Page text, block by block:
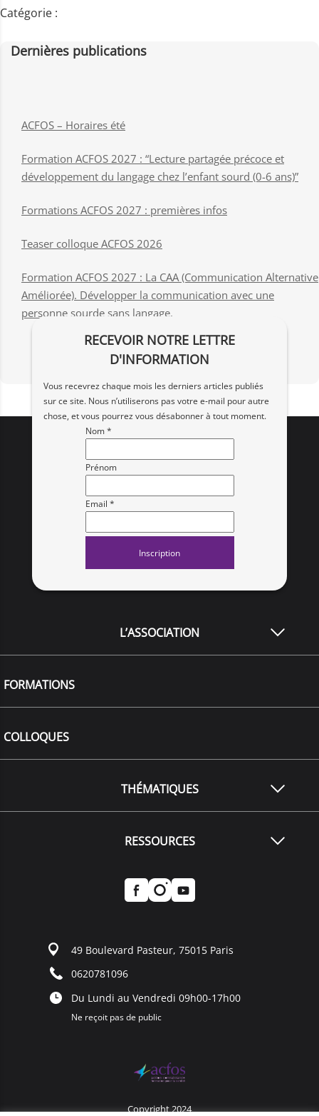
Catégorie :
Dernières publications
ACFOS – Horaires été
Formation ACFOS 2027 : “Lecture partagée précoce et
développement du langage chez l’enfant sourd (0-6 ans)”
Formations ACFOS 2027 : premières infos
Teaser colloque ACFOS 2026
Formation ACFOS 2027 : La CAA (Communication Alternative
Améliorée). Développer la communication avec une
personne sourde sans langage.
RECEVOIR NOTRE LETTRE
D'INFORMATION
Vous recevrez chaque mois les derniers articles publiés
sur ce site. Nous n’utiliserons pas votre e‑mail pour autre
chose, et vous pourrez vous désabonner à tout moment.
Nom *
Prénom
Email *
L’ASSOCIATION
FORMATIONS
COLLOQUES
THÉMATIQUES
RESSOURCES
49 Boulevard Pasteur, 75015 Paris
0620781096
Du Lundi au Vendredi 09h00-17h00
Ne reçoit pas de public
Copyright 2024